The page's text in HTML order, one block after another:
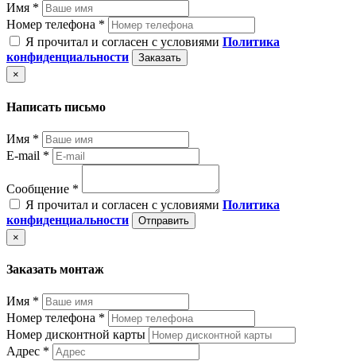
Имя *
Номер телефона *
Я прочитал и согласен с условиями Политика
конфиденциальности
Заказать
×
Написать письмо
Имя *
E-mail *
Сообщение *
Я прочитал и согласен с условиями Политика
конфиденциальности
Отправить
×
Заказать монтаж
Имя *
Номер телефона *
Номер дисконтной карты
Адрес *